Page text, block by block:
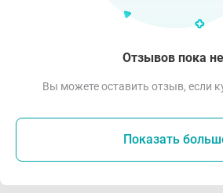
Отзывов пока
Вы можете оставить отзыв, если
Показать